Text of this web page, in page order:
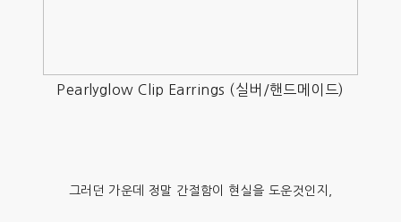
Pearlyglow Clip Earrings (실버/핸드메이드)
그러던 가운데 정말 간절함이 현실을 도운것인지,